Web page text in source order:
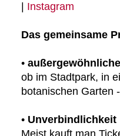
Instagram
Das gemeinsame
•
ob im Stadtpark, in
botanischen Garten
• Unverbindlichkeit
Meist kauft man